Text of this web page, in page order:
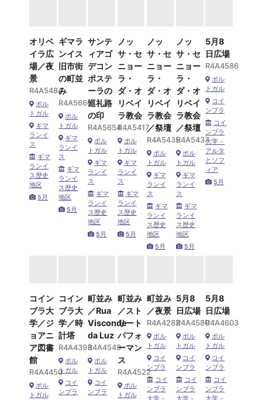
オリベ
イラ広
場／夜
景
R4A5484
ポル
トガル
ギマ
ランイ
ス
ギマ
ランイ
ス歴史
地区
5月
ギマラ
ンイス
旧市街
の町並
み
R4A5666
ポル
トガル
ギマ
ランイ
ス
ギマ
ランイ
ス歴史
地区
5月
サンテ
ィアゴ
デコン
ポステ
ーラの
巡礼路
の印
R4A5654
ポル
トガル
ギマ
ランイ
ス
ギマ
ランイ
ス歴史
地区
5月
ノッ
サ・セ
ニョー
ラ・
ダ・オ
リベイ
ラ教会
R4A5417
ポル
トガル
ギマ
ランイ
ス
ギマ
ランイ
ス歴史
地区
5月
ノッ
サ・セ
ニョー
ラ・
ダ・オ
リベイ
ラ教会
／祭壇
R4A5435
ポル
トガル
ギマ
ランイ
ス
ギマ
ランイ
ス歴史
地区
5月
ノッ
サ・セ
ニョー
ラ・
ダ・オ
リベイ
ラ教会
／祭壇
R4A5437
ポル
トガル
ギマ
ランイ
ス
ギマ
ランイ
ス歴史
地区
5月
5月8
日広場
R4A4586
ポル
トガル
コイ
ンブラ
コイ
ンブラ
大学－
アルタ
とソフ
ィア
5月
コイン
ブラ大
学／ジ
ョアニ
ア図書
館
R4A4450
ポル
トガル
コイン
ブラ大
学／時
計塔
R4A4393
ポル
トガル
コイ
ンブラ
町並み
／Rua
Visconde
da Luz
R4A4549
ポル
トガル
コイ
ンブラ
町並み
／スト
リート
パフォ
ーマン
ス
R4A4522
ポル
トガル
町並み
／夜景
R4A4282
ポル
トガル
コイ
ンブラ
コイ
ンブラ
大学－
5月8
日広場
R4A4580
ポル
トガル
コイ
ンブラ
コイ
ンブラ
大学－
5月8
日広場
R4A4603
ポル
トガル
コイ
ンブラ
コイ
ンブラ
大学－